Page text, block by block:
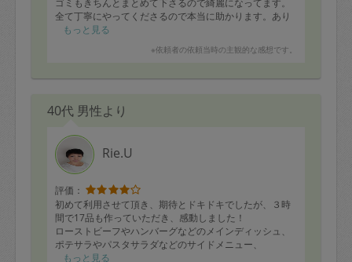
全て丁寧にやってくださるので本当に助かります。あり
がとうございます😊
もっと見る
※依頼者の依頼当時の主観的な感想です。
40代 男性より
Rie.U
評価：
初めて利用させて頂き、期待とドキドキでしたが、３時
間で17品も作っていただき、感動しました！
ローストビーフやハンバーグなどのメインディッシュ、
ポテサラやパスタサラダなどのサイドメニュー、
オーソドックスな味付けの煮物、さらにハーブやバルサ
もっと見る